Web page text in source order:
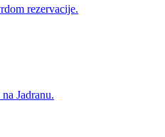
rezervacije.
Jadranu.